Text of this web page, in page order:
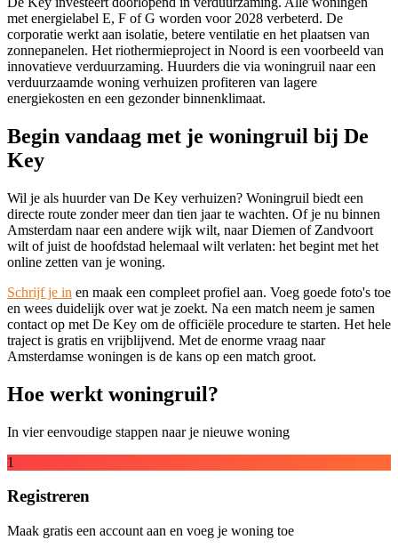
met energielabel E, F of G worden voor 2028 verbeterd. De
corporatie werkt aan isolatie, betere ventilatie en het plaatsen van
zonnepanelen. Het riothermieproject in Noord is een voorbeeld van
innovatieve verduurzaming. Huurders die via woningruil naar een
verduurzaamde woning verhuizen profiteren van lagere
energiekosten en een gezonder binnenklimaat.
Begin vandaag met je woningruil bij De
Key
Wil je als huurder van De Key verhuizen? Woningruil biedt een
directe route zonder meer dan tien jaar te wachten. Of je nu binnen
Amsterdam naar een andere wijk wilt, naar Diemen of Zandvoort
wilt of juist de hoofdstad helemaal wilt verlaten: het begint met het
online zetten van je woning.
Schrijf je in en maak een compleet profiel aan. Voeg goede foto's toe
en wees duidelijk over wat je zoekt. Na een match neem je samen
contact op met De Key om de officiële procedure te starten. Het hele
traject is gratis en vrijblijvend. Met de enorme vraag naar
Amsterdamse woningen is de kans op een match groot.
Hoe werkt woningruil?
In vier eenvoudige stappen naar je nieuwe woning
1
Registreren
Maak gratis een account aan en voeg je woning toe